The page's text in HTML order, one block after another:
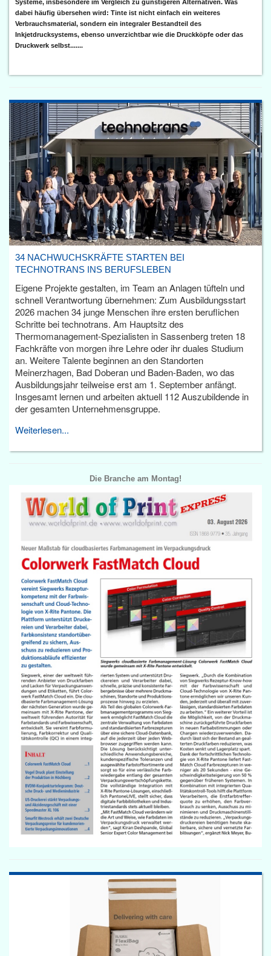
Systeme, insbesondere im Vergleich zu günstigeren Alternativen. Was
dabei häufig übersehen wird: Tinte ist nicht einfach ein weiteres
Verbrauchsmaterial, sondern ein integraler Bestandteil des
Inkjetdrucksystems, ebenso unverzichtbar wie die Druckköpfe oder das
Druckwerk selbst.......
34 NACHWUCHSKRÄFTE STARTEN BEI
TECHNOTRANS INS BERUFSLEBEN
Eigene Projekte gestalten, im Team an Anlagen tüfteln und
schnell Verantwortung übernehmen: Zum Ausbildungsstart
2026 machen 34 junge Menschen ihre ersten beruflichen
Schritte bei technotrans. Am Hauptsitz des
Thermomanagement-Spezialisten in Sassenberg treten 18
Fachkräfte von morgen ihre Lehre oder ihr duales Studium
an. Weitere Talente beginnen an den Standorten
Meinerzhagen, Bad Doberan und Baden-Baden, wo das
Ausbildungsjahr teilweise erst am 1. September anfängt.
Insgesamt lernen und arbeiten aktuell 112 Auszubildende in
der gesamten Unternehmensgruppe.
Weiterlesen...
Die Branche am Montag!